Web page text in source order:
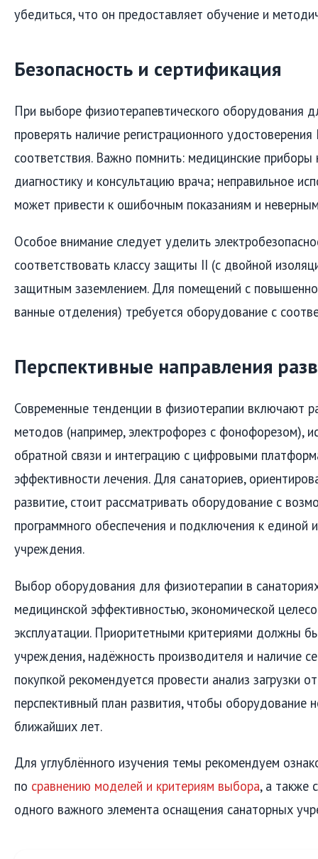
убедиться, что он предоставляет обучение и
Безопасность и сертификация
При выборе физиотерапевтического оборудования
проверять наличие регистрационного
соответствия. Важно помнить: медицинские
диагностику и консультацию врача; неправильное
может привести к ошибочным показаниям и
Особое внимание следует уделить
соответствовать классу защиты II (с двойной
защитным заземлением. Для помещений с
ванные отделения) требуется оборудование с
Перспективные направления
Современные тенденции в физиотерапии включают
методов (например, электрофорез с фонофорезом),
обратной связи и интеграцию с цифровыми
эффективности лечения. Для санаториев,
развитие, стоит рассматривать оборудование с
программного обеспечения и подключения к единой
учреждения.
Выбор оборудования для физиотерапии в
медицинской эффективностью, экономической
эксплуатации. Приоритетными критериями должны
учреждения, надёжность производителя и наличие
покупкой рекомендуется провести анализ загрузки
перспективный план развития, чтобы оборудование
ближайших лет.
Для углублённого изучения темы рекомендуем
по сравнению моделей и критериям выбора, а также
одного важного элемента оснащения санаторных